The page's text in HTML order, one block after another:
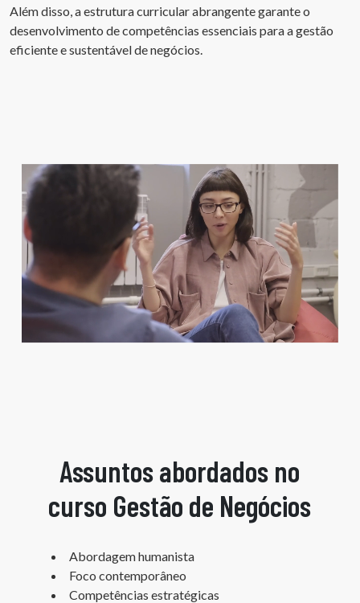
Além disso, a estrutura curricular abrangente garante o
desenvolvimento de competências essenciais para a gestão
eficiente e sustentável de negócios.
Assuntos abordados no
curso Gestão de Negócios
Abordagem humanista
Foco contemporâneo
Competências estratégicas